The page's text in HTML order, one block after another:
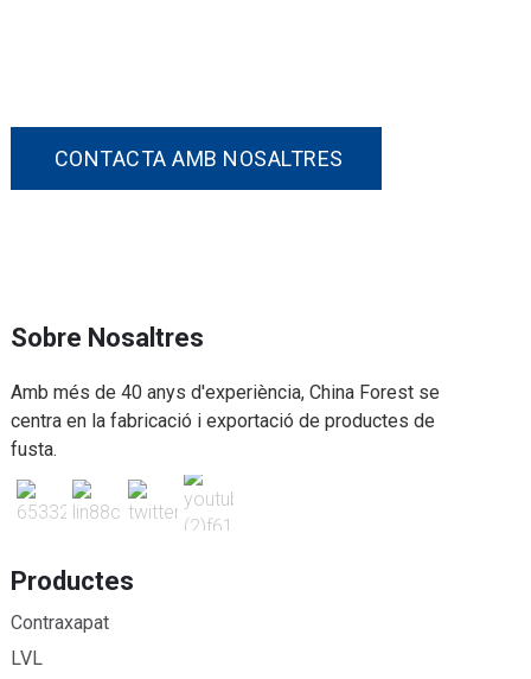
CONTACTA AMB NOSALTRES
Sobre Nosaltres
Amb més de 40 anys d'experiència, China Forest se
centra en la fabricació i exportació de productes de
fusta.
Productes
Contraxapat
LVL